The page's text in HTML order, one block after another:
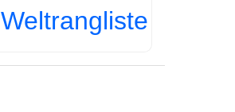
Weltrangliste